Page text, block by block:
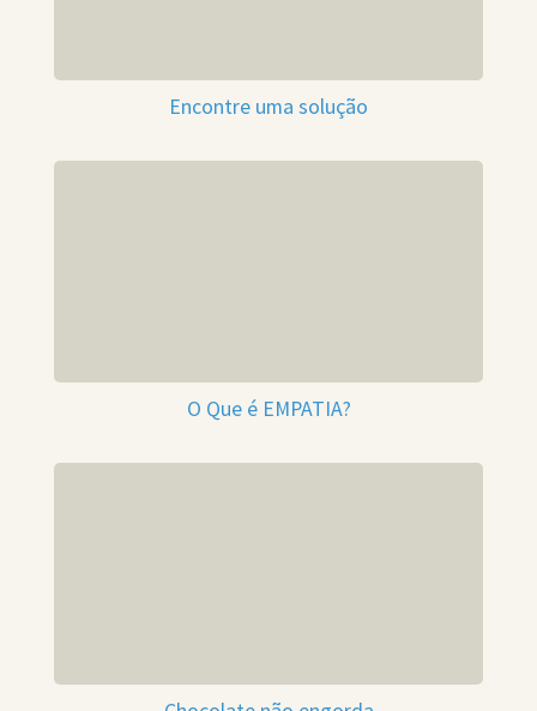
Encontre uma solução
O Que é EMPATIA?